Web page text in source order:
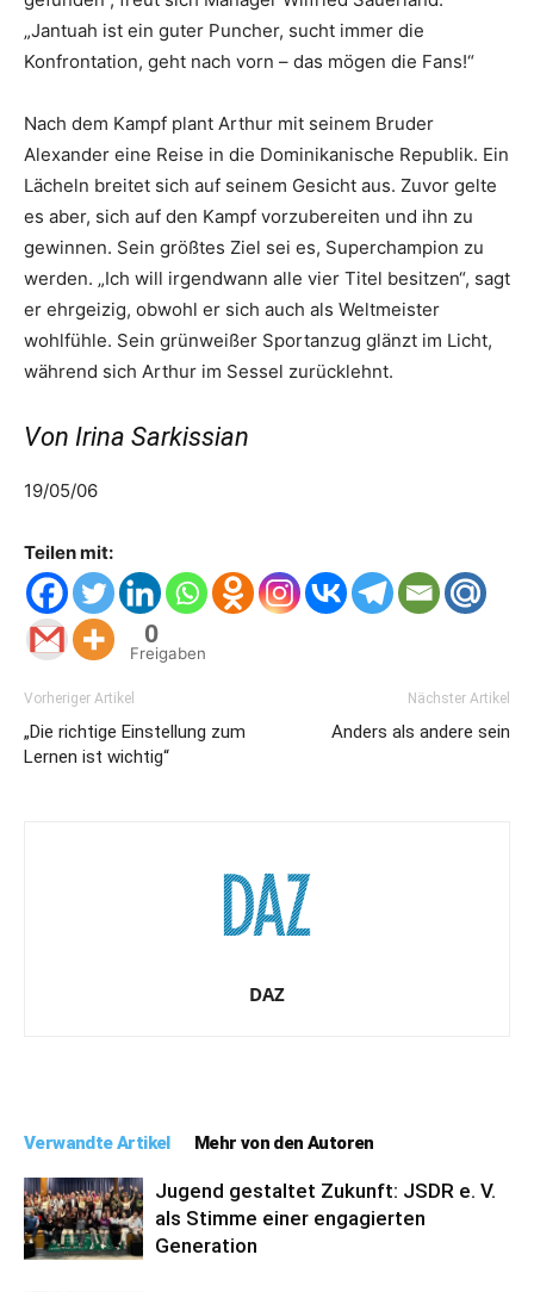
„Jantuah ist ein guter Puncher, sucht immer die
Konfrontation, geht nach vorn – das mögen die Fans!“
Nach dem Kampf plant Arthur mit seinem Bruder
Alexander eine Reise in die Dominikanische Republik. Ein
Lächeln breitet sich auf seinem Gesicht aus. Zuvor gelte
es aber, sich auf den Kampf vorzubereiten und ihn zu
gewinnen. Sein größtes Ziel sei es, Superchampion zu
werden. „Ich will irgendwann alle vier Titel besitzen“, sagt
er ehrgeizig, obwohl er sich auch als Weltmeister
wohlfühle. Sein grünweißer Sportanzug glänzt im Licht,
während sich Arthur im Sessel zurücklehnt.
Von Irina Sarkissian
19/05/06
Teilen mit:
0
Freigaben
Vorheriger Artikel
„Die richtige Einstellung zum
Lernen ist wichtig“
Nächster Artikel
Anders als andere sein
DAZ
Verwandte Artikel Mehr von den Autoren
Jugend gestaltet Zukunft: JSDR e. V.
als Stimme einer engagierten
Generation